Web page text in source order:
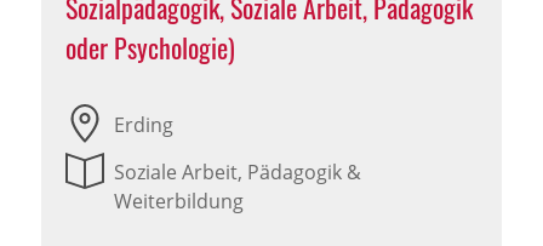
oder Psychologie)
Erding
Soziale Arbeit, Pädagogik &
Weiterbildung